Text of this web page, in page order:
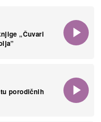
„Čuvari
porodičnih